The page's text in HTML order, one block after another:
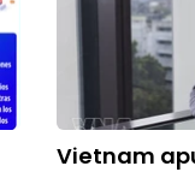
Vietnam